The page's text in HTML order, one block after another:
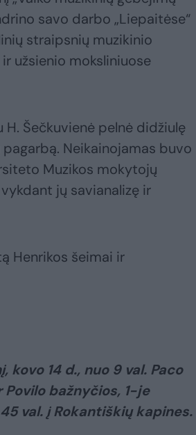
savo darbo „Liepaitėse“
straipsnių muzikinio
užsienio moksliniuose
Šečkuvienė pelnė didžiulę
Neikainojamas buvo
Muzikos mokytojų
jų savianalizę ir
Henrikos šeimai ir
14 d., nuo 9 val. Paco
bažnyčios, 1-je
val. į Rokantiškių kapines.